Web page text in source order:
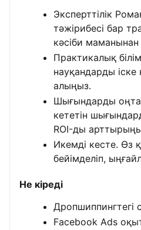
Эксперттілік
тәжірибесі бар
кәсіби маманынан
Практикалық
науқандарды
алыңыз.
Шығындарды
кететін
ROI-ды
Икемді кесте. Өз
бейімделіп,
Не кіреді
Дропшиппингтегі
Facebook Ads